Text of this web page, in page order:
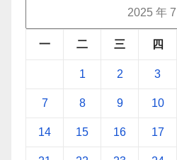
2025 年 7
一 二 三 四
1 2 3
7 8 9 10
14 15 16 17